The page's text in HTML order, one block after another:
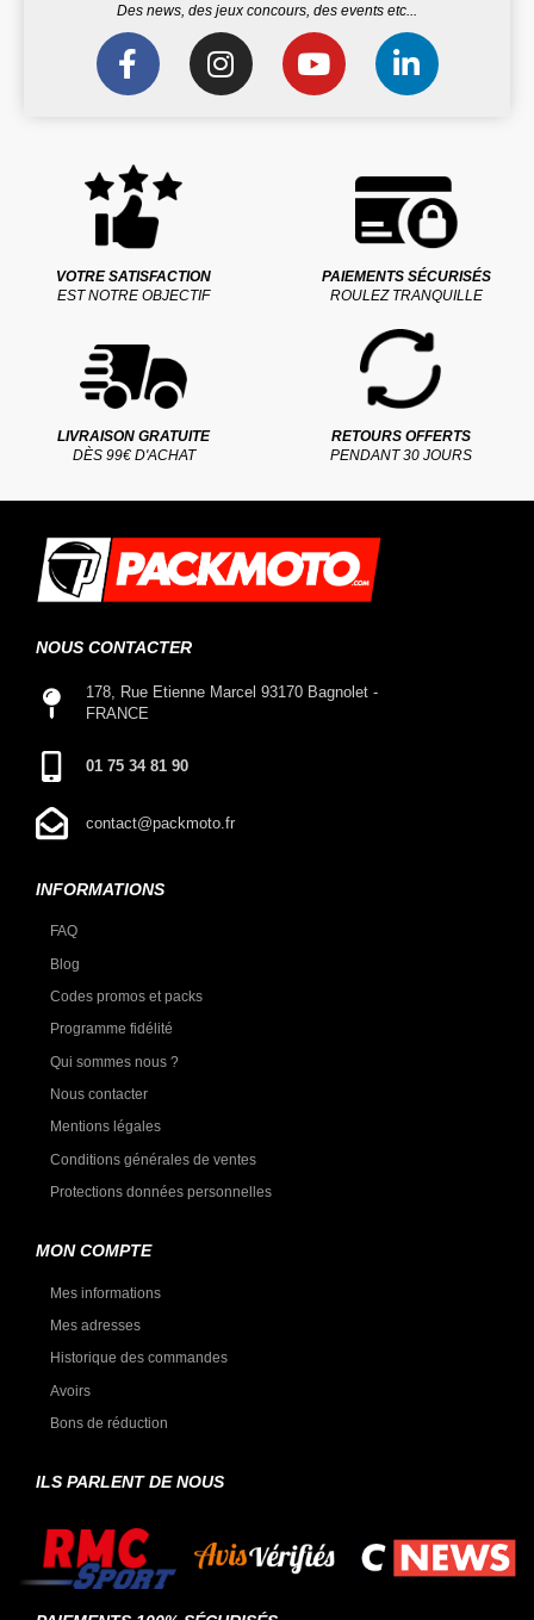
Des news, des jeux concours, des events etc...
VOTRE SATISFACTION
EST NOTRE OBJECTIF
PAIEMENTS SÉCURISÉS
ROULEZ TRANQUILLE
LIVRAISON GRATUITE
DÈS 99€ D'ACHAT
RETOURS OFFERTS
PENDANT 30 JOURS
NOUS CONTACTER
178, Rue Etienne Marcel 93170 Bagnolet -
FRANCE
01 75 34 81 90
contact@packmoto.fr
INFORMATIONS
FAQ
Blog
Codes promos et packs
Programme fidélité
Qui sommes nous ?
Nous contacter
Mentions légales
Conditions générales de ventes
Protections données personnelles
MON COMPTE
Mes informations
Mes adresses
Historique des commandes
Avoirs
Bons de réduction
ILS PARLENT DE NOUS